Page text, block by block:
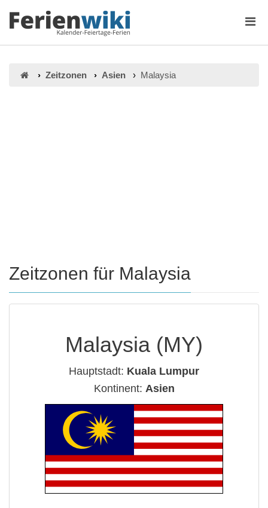
Zeitzonen Asien Malaysia
Zeitzonen für Malaysia
Malaysia (MY)
Hauptstadt: Kuala Lumpur
Kontinent: Asien